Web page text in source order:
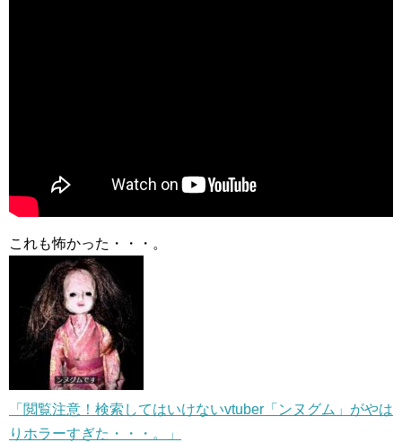
これも怖かった・・・。
「閲覧注意！検索してはいけないvtuber「ンヌグム」がやは
りホラーすぎた・・・。」